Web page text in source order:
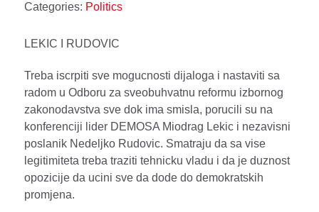
Categories: Politics
LEKIC I RUDOVIC
Treba iscrpiti sve mogucnosti dijaloga i nastaviti sa
radom u Odboru za sveobuhvatnu reformu izbornog
zakonodavstva sve dok ima smisla, porucili su na
konferenciji lider DEMOSA Miodrag Lekic i nezavisni
poslanik Nedeljko Rudovic. Smatraju da sa vise
legitimiteta treba traziti tehnicku vladu i da je duznost
opozicije da ucini sve da dode do demokratskih
promjena.